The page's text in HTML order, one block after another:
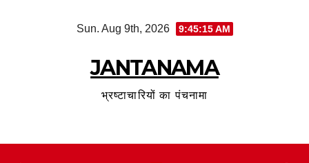
Sun. Aug 9th, 2026 9:45:16 AM
JANTANAMA
भ्रष्टाचारियों का पंचनामा